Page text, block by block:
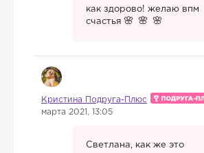
как здорово! желаю впм
счастья
Кристина Подруга-Плюс
марта 2021, 13:05
Светлана, как же это